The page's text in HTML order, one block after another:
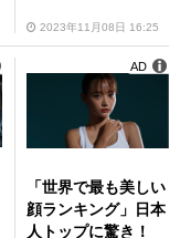
2023年11月08日 16:25
「世界で最も美しい
顔ランキング」日本
人トップに驚き！
AD